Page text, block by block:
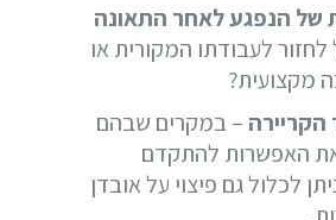
של הנפגע לאחר התאונה
לעבודתו המקורית או
מקצועית?
– במקרים שבהם
האפשרות להתקדם
לכלול גם פיצוי על אובדן